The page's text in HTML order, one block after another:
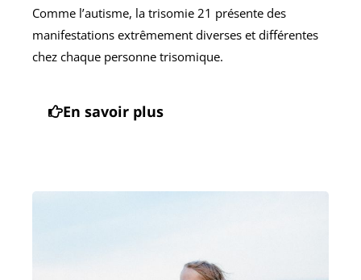
Comme l’autisme, la trisomie 21 présente des
manifestations extrêmement diverses et différentes
chez chaque personne trisomique.
En savoir plus